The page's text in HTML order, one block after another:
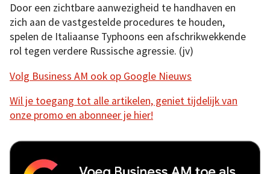
Door een zichtbare aanwezigheid te handhaven en
zich aan de vastgestelde procedures te houden,
spelen de Italiaanse Typhoons een afschrikwekkende
rol tegen verdere Russische agressie. (jv)
Volg Business AM ook op Google Nieuws
Wil je toegang tot alle artikelen, geniet tijdelijk van
onze promo en abonneer je hier!